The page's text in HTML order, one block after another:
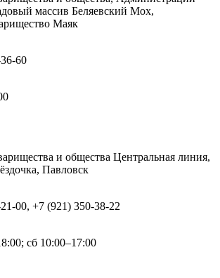
массив Беляевский Мох,
Маяк
60
и общества Центральная линия,
Павловск
00, +7 (921) 350-38-22
сб 10:00–17:00